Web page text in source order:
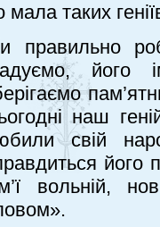
мала таких
и правильно
його
наш
свій
його
вольній,